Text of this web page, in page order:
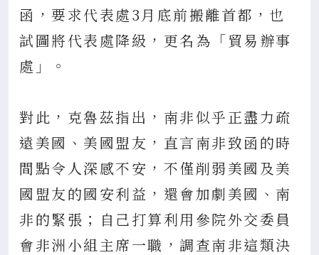
函，要求代表處3月底前搬離首都，也
試圖將代表處降級，更名為「貿易辦事
處」。
對此，克魯茲指出，南非似乎正盡力疏
遠美國、美國盟友，直言南非致函的時
間點令人深感不安，不僅削弱美國及美
國盟友的國安利益，還會加劇美國、南
非的緊張；自己打算利用參院外交委員
會非洲小組主席一職，調查南非這類決